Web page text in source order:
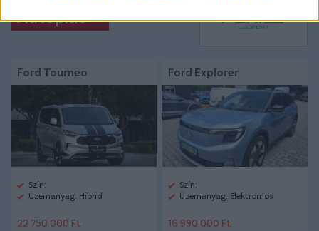
Autópiac
Ford Tourneo
Szín:
Üzemanyag: Hibrid
22 750 000 Ft
Ford Explorer
Szín:
Üzemanyag: Elektromos
16 990 000 Ft